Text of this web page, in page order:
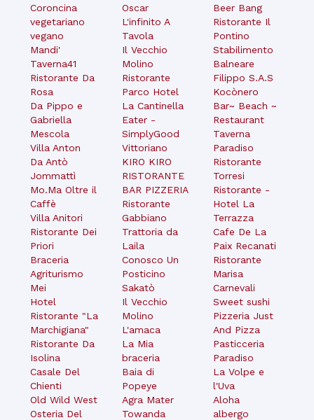
Coroncina
vegetariano
vegano
Mandi'
Taverna41
Ristorante Da
Rosa
Da Pippo e
Gabriella
Mescola
Villa Anton
Da Antò
Jommattì
Mo.Ma Oltre il
Caffè
Villa Anitori
Ristorante Dei
Priori
Braceria
Agriturismo
Mei
Hotel
Ristorante "La
Marchigiana"
Ristorante Da
Isolina
Casale Del
Chienti
Old Wild West
Osteria Del
Oscar
L'infinito A
Tavola
Il Vecchio
Molino
Ristorante
Parco Hotel
La Cantinella
Eater -
SimplyGood
Vittoriano
KIRO KIRO
RISTORANTE
BAR PIZZERIA
Ristorante
Gabbiano
Trattoria da
Laila
Conosco Un
Posticino
Sakatò
Il Vecchio
Molino
L'amaca
La Mia
braceria
Baia di
Popeye
Agra Mater
Towanda
Beer Bang
Ristorante Il
Pontino
Stabilimento
Balneare
Filippo S.A.S
Kocònero
Bar~ Beach ~
Restaurant
Taverna
Paradiso
Ristorante
Torresi
Ristorante -
Hotel La
Terrazza
Cafe De La
Paix Recanati
Ristorante
Marisa
Carnevali
Sweet sushi
Pizzeria Just
And Pizza
Pasticceria
Paradiso
La Volpe e
l'Uva
Aloha
albergo